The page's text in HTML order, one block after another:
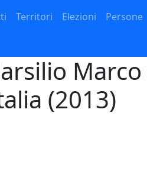
Territori Elezioni Persone
(2013)